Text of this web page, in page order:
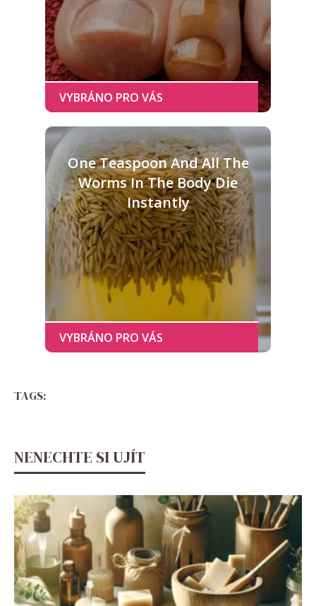
One Teaspoon And All The
Worms In The Body Die
Instantly
TAGS:
NENECHTE SI UJÍT